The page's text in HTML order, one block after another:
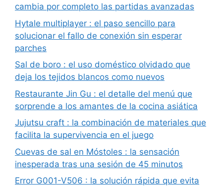
cambia por completo las partidas avanzadas
Hytale multiplayer : el paso sencillo para
solucionar el fallo de conexión sin esperar
parches
Sal de boro : el uso doméstico olvidado que
deja los tejidos blancos como nuevos
Restaurante Jin Gu : el detalle del menú que
sorprende a los amantes de la cocina asiática
Jujutsu craft : la combinación de materiales que
facilita la supervivencia en el juego
Cuevas de sal en Móstoles : la sensación
inesperada tras una sesión de 45 minutos
Error G001-V506 : la solución rápida que evita